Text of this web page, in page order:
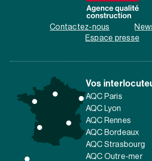
Contactez-nous
Espace presse
Vos
AQC Paris
AQC Lyon
AQC Rennes
AQC Bordeaux
AQC Strasbourg
AQC Outre-mer